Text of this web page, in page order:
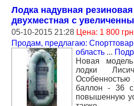
Лодка надувная
двухместная с
05-10-2015 21:28 Цена: 1 800
Продам, предлагаю:
область ...
Новая
лодки
Особенностью
баллон - 36
повышенную